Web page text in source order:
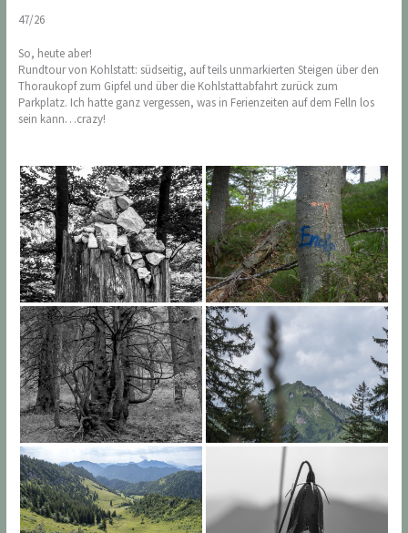
47/26
So, heute aber!
Rundtour von Kohlstatt: südseitig, auf teils unmarkierten Steigen über den
Thoraukopf zum Gipfel und über die Kohlstattabfahrt zurück zum
Parkplatz. Ich hatte ganz vergessen, was in Ferienzeiten auf dem Felln los
sein kann…crazy!